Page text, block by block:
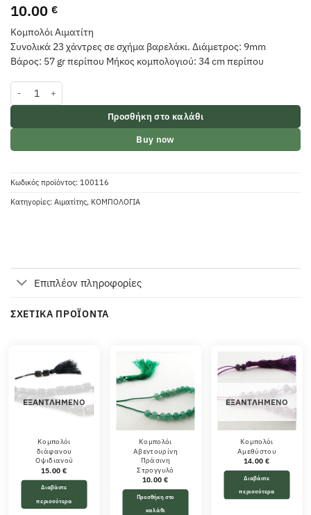
10.00 €
Κομπολόι Αιματίτη
Συνολικά 23 χάντρες σε σχήμα βαρελάκι. Διάμετρος: 9mm
Βάρος: 57 gr περίπου Μήκος κομπολογιού: 34 cm περίπου
Κομπολόι Αιματίτη Βαρελάκι ποσότητα
Προσθήκη στο καλάθι
Buy now
Κωδικός προϊόντος: 100116
Κατηγορίες: Αιματίτης, ΚΟΜΠΟΛΟΓΙΑ
Επιπλέον πληροφορίες
ΣΧΕΤΙΚΆ ΠΡΟΪΌΝΤΑ
ΕΞΑΝΤΛΗΜΈΝΟ
Κομπολόι
διάφανου
Οψιδιανού
15.00€
Διαβάστε
περισσότερα
Κομπολόι
Αβεντουρίνη
Πράσινη
Στρογγυλό
10.00€
Προσθήκη στο
καλάθι
ΕΞΑΝΤΛΗΜΈΝΟ
Κομπολόι
Αμεθύστου
14.00€
Διαβάστε
περισσότερα